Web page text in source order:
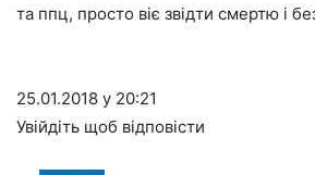
та ппц, просто віє звідти смертю і
25.01.2018 у 20:21
Увійдіть щоб відповісти